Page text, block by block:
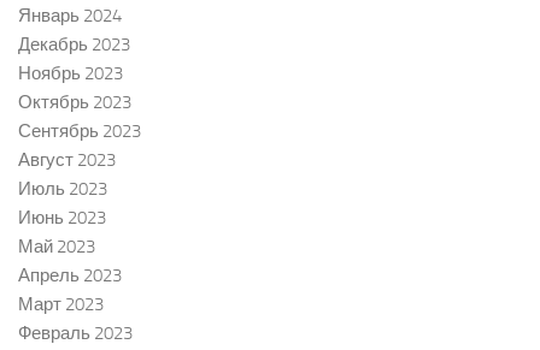
Январь 2024
Декабрь 2023
Ноябрь 2023
Октябрь 2023
Сентябрь 2023
Август 2023
Июль 2023
Июнь 2023
Май 2023
Апрель 2023
Март 2023
Февраль 2023